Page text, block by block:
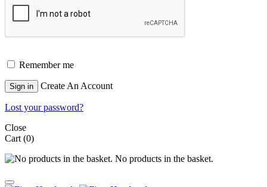
Remember me
Sign in Create An Account
Lost your password?
Close
Cart (0)
No products in the basket.